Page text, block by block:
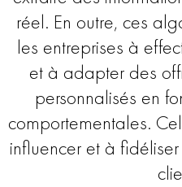
réel. En outre, ces
les entreprises à
et à adapter des
personnalisés en
comportementales.
influencer et à